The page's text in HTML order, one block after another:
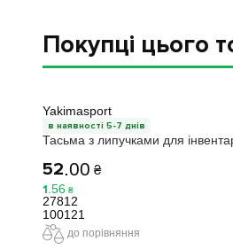
Покупці цього
Yakimasport
в наявності 5-7 днів
Тасьма з липучками для
52.00 ₴
1.56 ₴
27812
100121
до порівняння